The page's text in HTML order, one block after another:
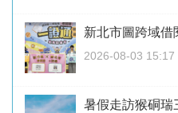
新北市圖跨域
2026-08-03 15:17
暑假走訪猴硐